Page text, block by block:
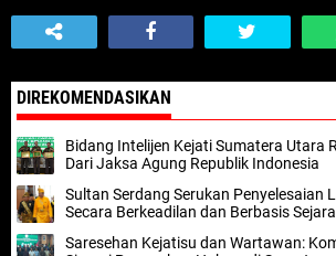
DIREKOMENDASIKAN
Bidang Intelijen Kejati Sumatera Utara
Dari Jaksa Agung Republik Indonesia
Sultan Serdang Serukan Penyelesaian
Secara Berkeadilan dan Berbasis
Saresehan Kejatisu dan Wartawan: